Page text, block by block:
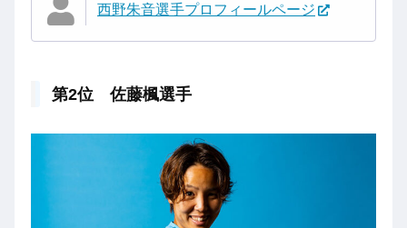
西野朱音選手プロフィールページ
第2位 佐藤楓選手